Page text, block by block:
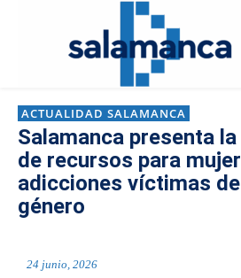
ACTUALIDAD SALAMANCA
Salamanca presenta
de recursos para
adicciones víctimas
género
24 junio, 2026